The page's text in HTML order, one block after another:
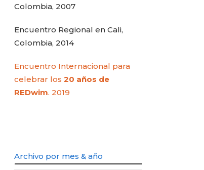
Colombia, 2007
Encuentro Regional en Cali,
Colombia, 2014
Encuentro Internacional para
celebrar los20 años de
REDwim. 2019
Archivo por mes & año